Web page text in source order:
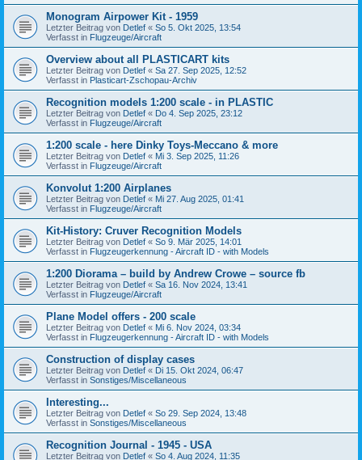
Monogram Airpower Kit - 1959
Letzter Beitrag von Detlef « So 5. Okt 2025, 13:54
Verfasst in Flugzeuge/Aircraft
Overview about all PLASTICART kits
Letzter Beitrag von Detlef « Sa 27. Sep 2025, 12:52
Verfasst in Plasticart-Zschopau-Archiv
Recognition models 1:200 scale - in PLASTIC
Letzter Beitrag von Detlef « Do 4. Sep 2025, 23:12
Verfasst in Flugzeuge/Aircraft
1:200 scale - here Dinky Toys-Meccano & more
Letzter Beitrag von Detlef « Mi 3. Sep 2025, 11:26
Verfasst in Flugzeuge/Aircraft
Konvolut 1:200 Airplanes
Letzter Beitrag von Detlef « Mi 27. Aug 2025, 01:41
Verfasst in Flugzeuge/Aircraft
Kit-History: Cruver Recognition Models
Letzter Beitrag von Detlef « So 9. Mär 2025, 14:01
Verfasst in Flugzeugerkennung - Aircraft ID - with Models
1:200 Diorama – build by Andrew Crowe – source fb
Letzter Beitrag von Detlef « Sa 16. Nov 2024, 13:41
Verfasst in Flugzeuge/Aircraft
Plane Model offers - 200 scale
Letzter Beitrag von Detlef « Mi 6. Nov 2024, 03:34
Verfasst in Flugzeugerkennung - Aircraft ID - with Models
Construction of display cases
Letzter Beitrag von Detlef « Di 15. Okt 2024, 06:47
Verfasst in Sonstiges/Miscellaneous
Interesting...
Letzter Beitrag von Detlef « So 29. Sep 2024, 13:48
Verfasst in Sonstiges/Miscellaneous
Recognition Journal - 1945 - USA
Letzter Beitrag von Detlef « So 4. Aug 2024, 11:35